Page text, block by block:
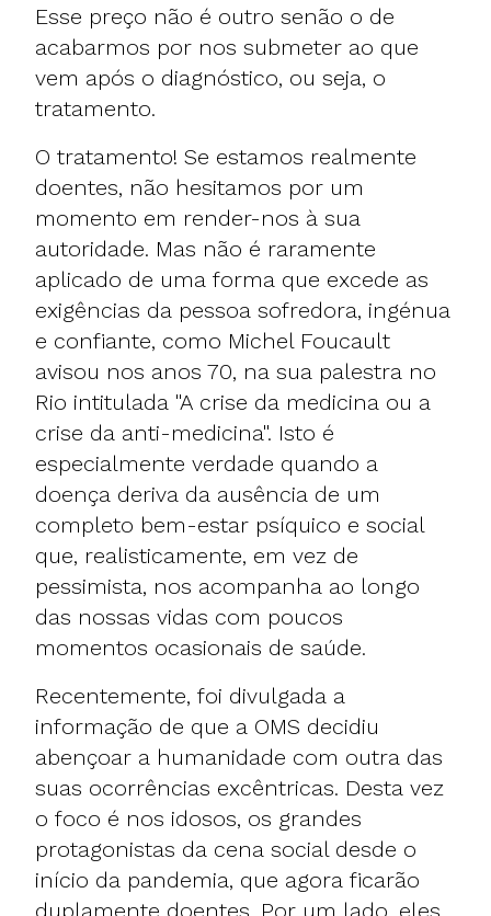
Esse preço não é outro senão o de
acabarmos por nos submeter ao que
vem após o diagnóstico, ou seja, o
tratamento.
O tratamento! Se estamos realmente
doentes, não hesitamos por um
momento em render-nos à sua
autoridade. Mas não é raramente
aplicado de uma forma que excede as
exigências da pessoa sofredora, ingénua
e confiante, como Michel Foucault
avisou nos anos 70, na sua palestra no
Rio intitulada "A crise da medicina ou a
crise da anti-medicina". Isto é
especialmente verdade quando a
doença deriva da ausência de um
completo bem-estar psíquico e social
que, realisticamente, em vez de
pessimista, nos acompanha ao longo
das nossas vidas com poucos
momentos ocasionais de saúde.
Recentemente, foi divulgada a
informação de que a OMS decidiu
abençoar a humanidade com outra das
suas ocorrências excêntricas. Desta vez
o foco é nos idosos, os grandes
protagonistas da cena social desde o
início da pandemia, que agora ficarão
duplamente doentes. Por um lado, eles